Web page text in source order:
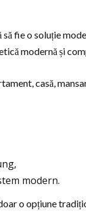
fie o soluție
modernă și
casă,
modern.
o opțiune